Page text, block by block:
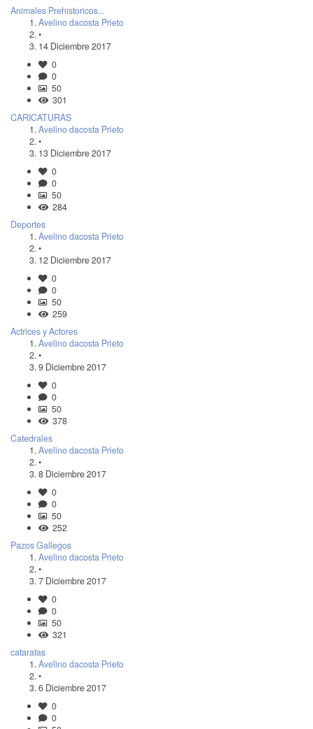
Animales Prehistoricos...
Avelino dacosta Prieto
•
14 Diciembre 2017
0
0
50
301
CARICATURAS
Avelino dacosta Prieto
•
13 Diciembre 2017
0
0
50
284
Deportes
Avelino dacosta Prieto
•
12 Diciembre 2017
0
0
50
259
Actrices y Actores
Avelino dacosta Prieto
•
9 Diciembre 2017
0
0
50
378
Catedrales
Avelino dacosta Prieto
•
8 Diciembre 2017
0
0
50
252
Pazos Gallegos
Avelino dacosta Prieto
•
7 Diciembre 2017
0
0
50
321
cataratas
Avelino dacosta Prieto
•
6 Diciembre 2017
0
0